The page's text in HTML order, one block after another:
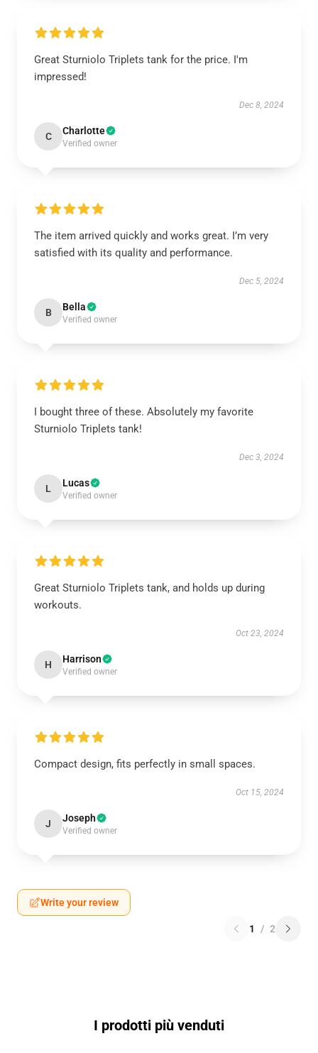
Great Sturniolo Triplets tank for the price. I'm
impressed!
Dec 8, 2024
C Charlotte
Verified owner
The item arrived quickly and works great. I’m very
satisfied with its quality and performance.
Dec 5, 2024
B Bella
Verified owner
I bought three of these. Absolutely my favorite
Sturniolo Triplets tank!
Dec 3, 2024
L Lucas
Verified owner
Great Sturniolo Triplets tank, and holds up during
workouts.
Oct 23, 2024
H Harrison
Verified owner
Compact design, fits perfectly in small spaces.
Oct 15, 2024
J Joseph
Verified owner
Write your review
1 / 2
I prodotti più venduti